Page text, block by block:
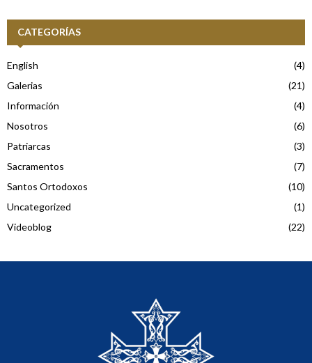
CATEGORÍAS
English
(4)
Galerias
(21)
Información
(4)
Nosotros
(6)
Patriarcas
(3)
Sacramentos
(7)
Santos Ortodoxos
(10)
Uncategorized
(1)
Videoblog
(22)